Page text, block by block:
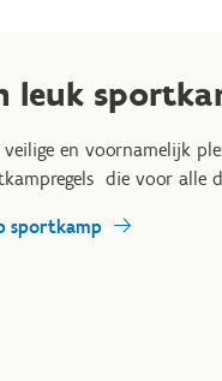
leuk
en voornamelijk
die voor alle
sportkamp